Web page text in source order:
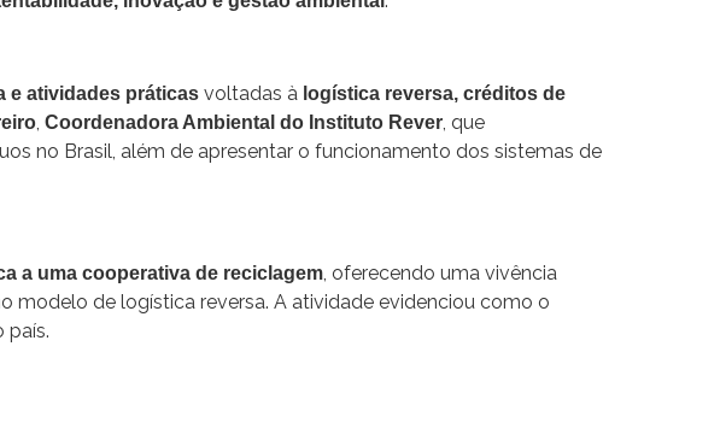
e atividades práticas voltadas à logística reversa, créditos de
Coordenadora Ambiental do Instituto Rever , que
no Brasil, além de apresentar o funcionamento dos sistemas de
a uma cooperativa de reciclagem , oferecendo uma vivência
modelo de logística reversa. A atividade evidenciou como o
país.